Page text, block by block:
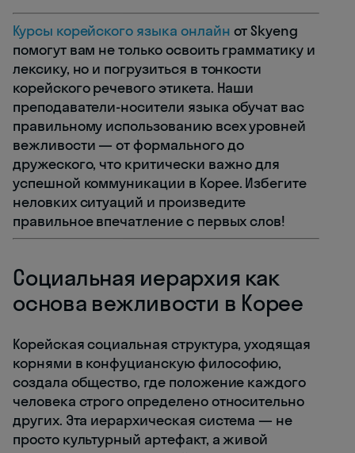
Курсы корейского языка онлайн от Skyeng
помогут вам не только освоить грамматику и
лексику, но и погрузиться в тонкости
корейского речевого этикета. Наши
преподаватели-носители языка обучат вас
правильному использованию всех уровней
вежливости — от формального до
дружеского, что критически важно для
успешной коммуникации в Корее. Избегите
неловких ситуаций и произведите
правильное впечатление с первых слов!
Социальная иерархия как
основа вежливости в Корее
Корейская социальная структура, уходящая
корнями в конфуцианскую философию,
создала общество, где положение каждого
человека строго определено относительно
других. Эта иерархическая система — не
просто культурный артефакт, а живой